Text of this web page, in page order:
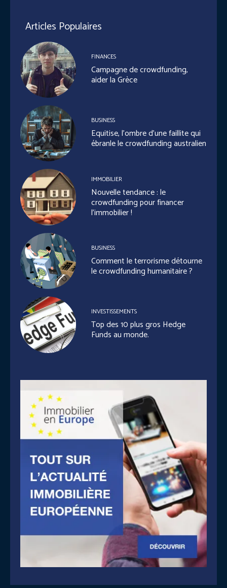
Articles Populaires
FINANCES
Campagne de crowdfunding,
aider la Grèce
BUSINESS
Equitise, l’ombre d’une faillite qui
ébranle le crowdfunding australien
IMMOBILIER
Nouvelle tendance : le
crowdfunding pour financer
l’immobilier !
BUSINESS
Comment le terrorisme détourne
le crowdfunding humanitaire ?
INVESTISSEMENTS
Top des 10 plus gros Hedge
Funds au monde.